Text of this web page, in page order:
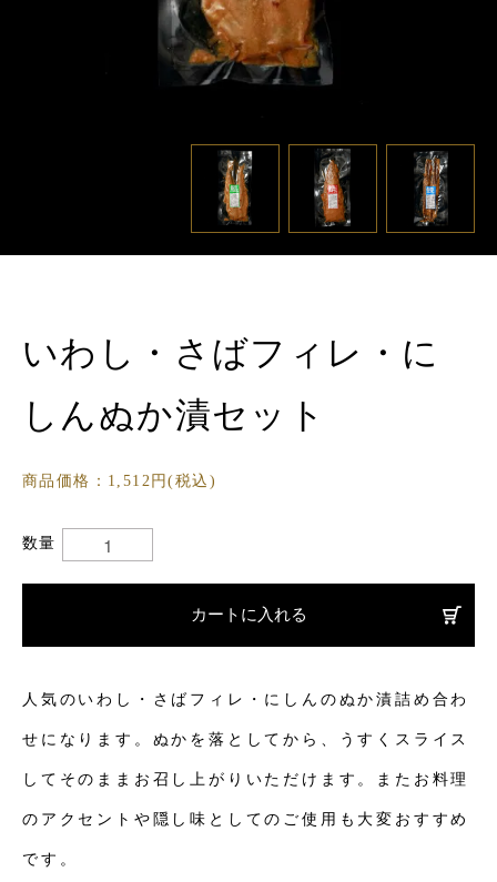
いわし・さばフィレ・に
しんぬか漬セット
商品価格：1,512円(税込)
数量
カートに入れる
人気のいわし・さばフィレ・にしんのぬか漬詰め合わ
せになります。ぬかを落としてから、うすくスライス
してそのままお召し上がりいただけます。またお料理
のアクセントや隠し味としてのご使用も大変おすすめ
です。